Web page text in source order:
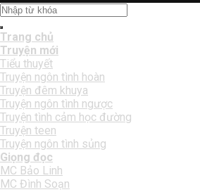
Trang chủ
Truyện mới
Tiểu thuyết
Truyện ngôn tình hoàn
Truyện đêm khuya
Truyện ngôn tình ngược
Truyện tình cảm học đường
Truyện teen
Truyện ngôn tình sủng
Giọng đọc
MC Bảo Linh
MC Đình Soạn